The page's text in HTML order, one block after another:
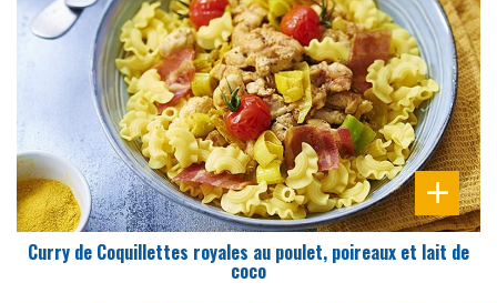
PRÉPARATION
10 Min
Curry de Coquillettes royales au poulet, poireaux et lait de
coco